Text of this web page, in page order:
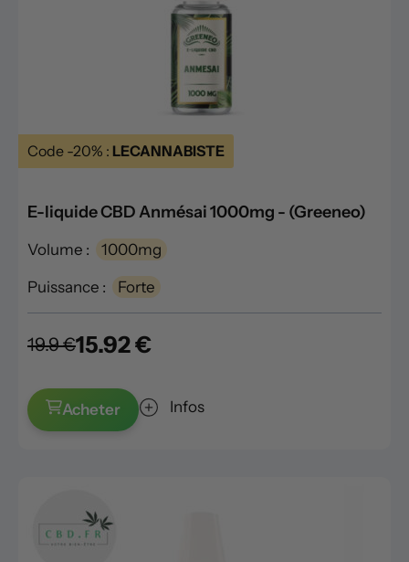
Code -20% : LECANNABISTE
E-liquide CBD Anmésai 1000mg - (Greeneo)
Volume : 1000mg
Puissance : Forte
19.9 €15.92 €
Acheter Infos